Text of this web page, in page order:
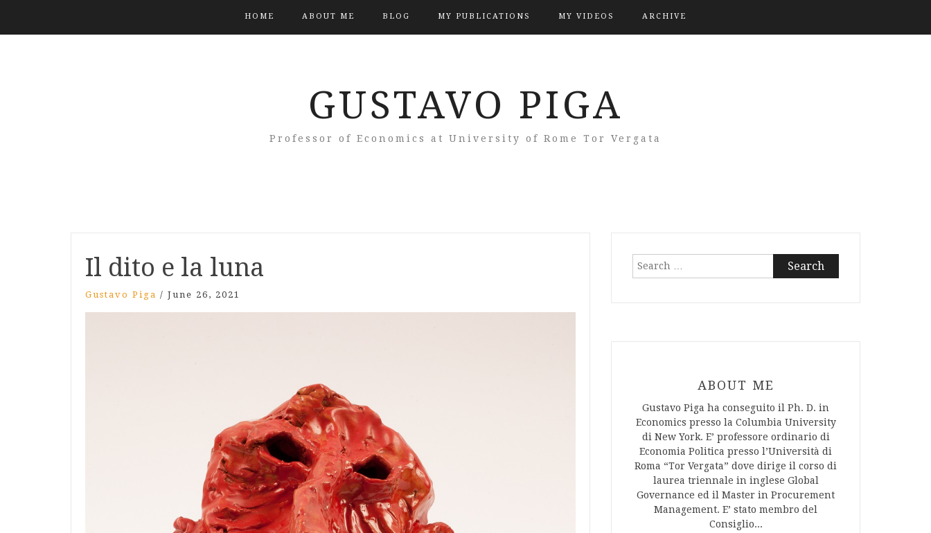
HOME ABOUT ME BLOG MY PUBLICATIONS MY VIDEOS ARCHIVE
GUSTAVO PIGA
Professor of Economics at University of Rome Tor Vergata
Il dito e la luna
Gustavo Piga / June 26, 2021
Search
ABOUT ME
Gustavo Piga ha conseguito il Ph. D. in
Economics presso la Columbia University
di New York. E’ professore ordinario di
Economia Politica presso l’Università di
Roma “Tor Vergata” dove dirige il corso di
laurea triennale in inglese Global
Governance ed il Master in Procurement
Management. E’ stato membro del
Consiglio...